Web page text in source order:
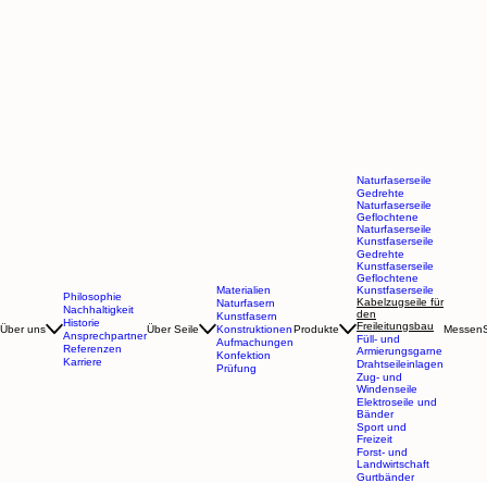
Philosophie
Nachhaltigkeit
Historie
Materialien
Naturfasern
Kunstfasern
Konstruktionen
Naturfaserseile
Gedrehte
Naturfaserseile
Geflochtene
Naturfaserseile
Kunstfaserseile
Gedrehte
Kunstfaserseile
Geflochtene
Kunstfaserseile
Kabelzugseile für
den
Freileitungsbau
Füll- und
Armierungsgarne
Drahtseileinlagen
Zug- und
Windenseile
Elektroseile und
Bänder
Sport und
Freizeit